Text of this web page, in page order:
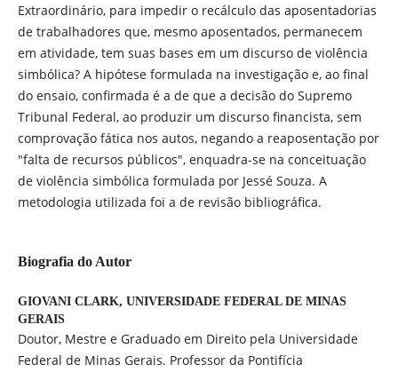
Extraordinário, para impedir o recálculo das aposentadorias
de trabalhadores que, mesmo aposentados, permanecem
em atividade, tem suas bases em um discurso de violência
simbólica? A hipótese formulada na investigação e, ao final
do ensaio, confirmada é a de que a decisão do Supremo
Tribunal Federal, ao produzir um discurso financista, sem
comprovação fática nos autos, negando a reaposentação por
"falta de recursos públicos", enquadra-se na conceituação
de violência simbólica formulada por Jessé Souza. A
metodologia utilizada foi a de revisão bibliográfica.
Biografia do Autor
GIOVANI CLARK, UNIVERSIDADE FEDERAL DE MINAS
GERAIS
Doutor, Mestre e Graduado em Direito pela Universidade
Federal de Minas Gerais. Professor da Pontifícia